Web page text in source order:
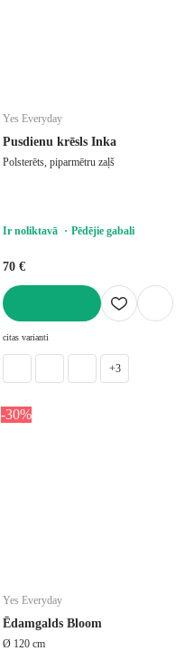
Yes Everyday
Pusdienu krēsls Inka
Polsterēts, piparmētru zaļš
Ir noliktavā Pēdējie gabali
70 €
citas varianti
+3
-30%
Yes Everyday
Ēdamgalds Bloom
Ø 120 cm